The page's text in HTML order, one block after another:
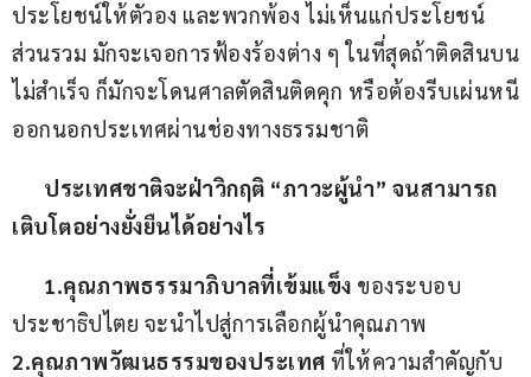
ประโยชน์ให้ตัวอง และพวกพ้อง ไม่เห็นแก่ประโยชน์
ส่วนรวม มักจะเจอการฟ้องร้องต่าง ๆ ในที่สุดถ้าติดสินบน
ไม่สำเร็จ ก็มักจะโดนศาลตัดสินติดคุก หรือต้องรีบเผ่นหนี
ออกนอกประเทศผ่านช่องทางธรรมชาติ
ประเทศชาติจะฝ่าวิกฤติ “ภาวะผู้นำ” จนสามารถ
เติบโตอย่างยั่งยืนได้อย่างไร
1.คุณภาพธรรมาภิบาลที่เข้มแข็ง ของระบอบ
ประชาธิปไตย จะนำไปสู่การเลือกผู้นำคุณภาพ
2.คุณภาพวัฒนธรรมของประเทศ ที่ให้ความสำคัญกับ